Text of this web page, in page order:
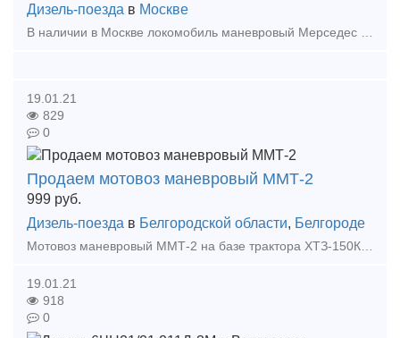
Дизель-поезда в Москве
19.01.21
829
0
Продаем мотовоз маневровый ММТ-2
999 руб.
Дизель-поезда в Белгородской области, Белгороде
Мотовоз маневровый ММТ-2 на базе трактора ХТЗ-150К-09-25-03. Предназначен для эксплуатации на железнодорожных путях с колеей 1520мм. и 1435мм. и на автомобильных дорогах общего назначения. На
19.01.21
918
0